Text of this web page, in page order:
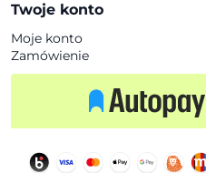
Twoje konto
Moje konto
Zamówienie